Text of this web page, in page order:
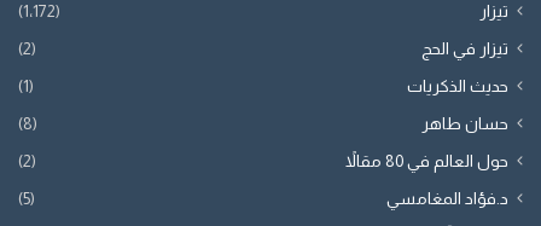
تيزار (1٬172)
تيزار في الحج (2)
حديث الذكريات (1)
حسان طاهر (8)
حول العالم في 80 مقالاً (2)
د.فؤاد المغامسي (5)